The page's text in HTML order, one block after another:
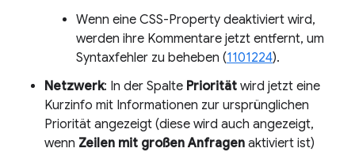
Wenn eine CSS-Property deaktiviert wird,
werden ihre Kommentare jetzt entfernt, um
Syntaxfehler zu beheben (1101224).
Netzwerk: In der Spalte Priorität wird jetzt eine
Kurzinfo mit Informationen zur ursprünglichen
Priorität angezeigt (diese wird auch angezeigt,
wenn Zeilen mit großen Anfragen aktiviert ist)